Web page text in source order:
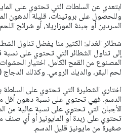
ابتعدي عن السلطات التي تحتوي على
وللحصول على بروتينات، قليلة الدهون
السردين أو جبنة الموزاريلا، أو شرائح
شطائر الغداء: الكثير منا يفضل تناول
إلى تناول الشطائر التي تحتوي على نسبة
المصنوع من القمح الكامل. اختيار
لحم البقر، والديك الرومي. وكذلك
اختاري الشطيرة التي تحتوي على السلطة
الدسم. فهي تحتوي على نسبة دهون أقل من
الأجبان التي تحتوي على نسبة عالية من
تحتوي على زبدة أو المايونيز أو أي
صغيرة من مايونيز قليل الدسم.